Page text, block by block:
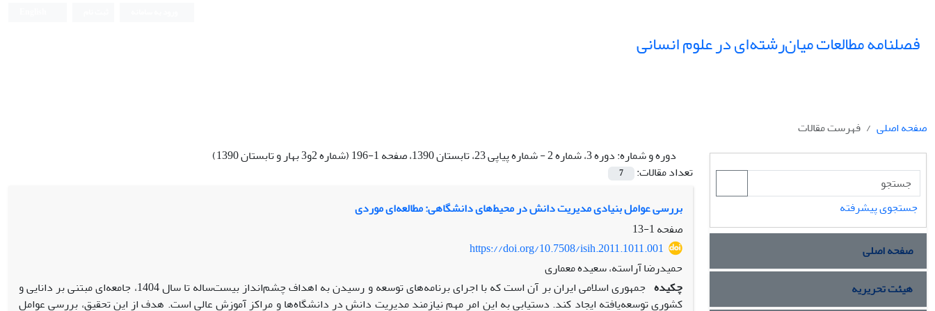
فصلنامه مطالعات میان‌رشته‌ای در علوم انسانی
صفحه اصلی
فهرست مقالات
دوره و شماره:دوره 3، شماره 2 - شماره پیاپی 23، تابستان 1390، صفحه 1-196 (شماره 2و3 بهار و تابستان 1390)
تعداد مقالات:
7
بررسی عوامل بنیادی مدیریت دانش در محیط‌های دانشگاهی: مطالعه‌ای موردی
صفحه1-13
https://doi.org/10.7508/isih.2011.1011.001
حمیدرضا آراسته، سعیده معماری
چکیده
جمهوری اسلامی ایران بر آن است که با اجرای برنامه‌های توسعه و رسیدن به اهداف چشم‌انداز بیست‌ساله تا سال 1404، جامعه‌ای مبتنی بر دانایی و
کشوری توسعه‌یافته ایجاد کند. دستیابی به این امر مهم نیازمند مدیریت دانش در دانشگاه‌ها و مراکز آموزش عالی است. هدف از این تحقیق، بررسی عوامل
جستجوی پیشرفته
صفحه اصلی
هیئت تحریریه